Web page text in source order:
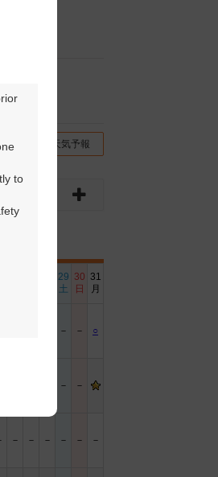
天気予報
29
土
30
日
31
月
－ － ○
－ －
－ － － － － －
to